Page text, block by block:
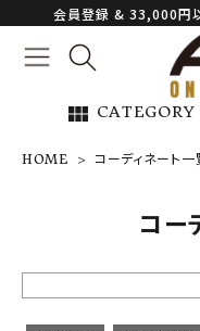
会員登録 & 33,000円以
view_module CATEGORY
NEW ARRIVAL
ARCH EXCLUSIVE
BRAND
HOME コーディネート一
コー